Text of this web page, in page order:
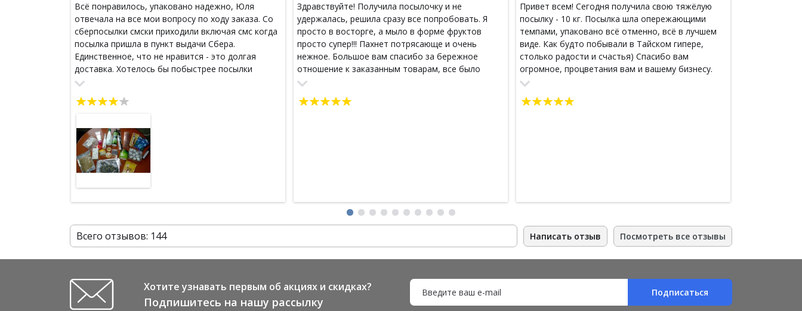
Всё понравилось, упаковано надежно, Юля
отвечала на все мои вопросу по ходу заказа. Со
сберпосылки смски приходили включая смс когда
посылка пришла в пункт выдачи Сбера.
Единственное, что не нравится - это долгая
доставка. Хотелось бы побыстрее посылки
получать. Тогда бы заказы почаще делала.
Здравствуйте! Получила посылочку и не
удержалась, решила сразу все попробовать. Я
просто в восторге, а мыло в форме фруктов
просто супер!!! Пахнет потрясающе и очень
нежное. Большое вам спасибо за бережное
отношение к заказанным товарам, все было
очень тщательно упаковано и пришло в
постоянный клиент!!!
Привет всем! Сегодня получила свою тяжёлую
посылку - 10 кг. Посылка шла опережающими
темпами, упаковано всё отменно, всё в лучшем
виде. Как будто побывали в Тайском гипере,
столько радости и счастья) Спасибо вам
огромное, процветания вам и вашему бизнесу.
Всего отзывов: 144 Написать отзыв Посмотреть все отзывы
Хотите узнавать первым об акциях и скидках?
Подпишитесь на нашу рассылку
Подписаться